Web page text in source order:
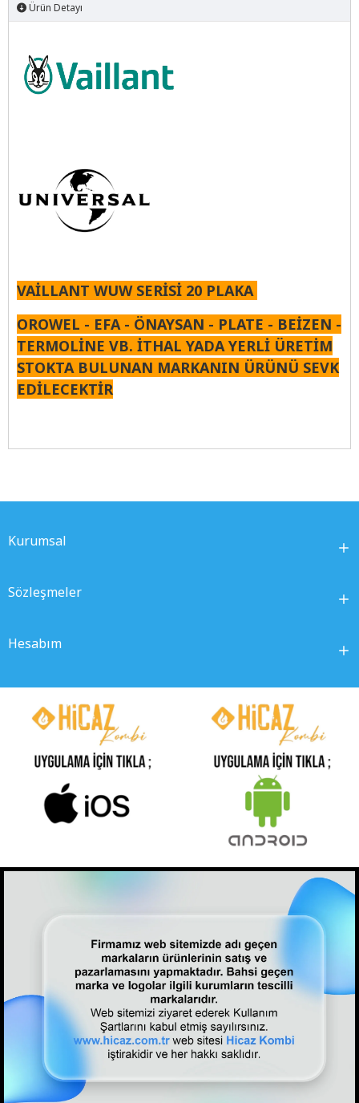
Ürün Detayı
VAİLLANT WUW SERİSİ 20 PLAKA
OROWEL - EFA - ÖNAYSAN - PLATE - BEİZEN -
TERMOLİNE VB. İTHAL YADA YERLİ ÜRETİM
STOKTA BULUNAN MARKANIN ÜRÜNÜ SEVK
EDİLECEKTİR
Kurumsal
Sözleşmeler
Hesabım